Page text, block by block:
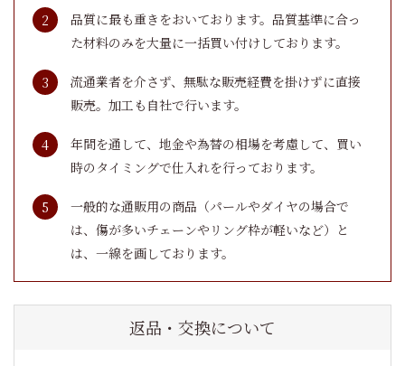
品質に最も重きをおいております。品質基準に合っ
た材料のみを大量に一括買い付けしております。
流通業者を介さず、無駄な販売経費を掛けずに直接
販売。加工も自社で行います。
年間を通して、地金や為替の相場を考慮して、買い
時のタイミングで仕入れを行っております。
一般的な通販用の商品（パールやダイヤの場合で
は、傷が多いチェーンやリング枠が軽いなど）と
は、一線を画しております。
返品・交換について